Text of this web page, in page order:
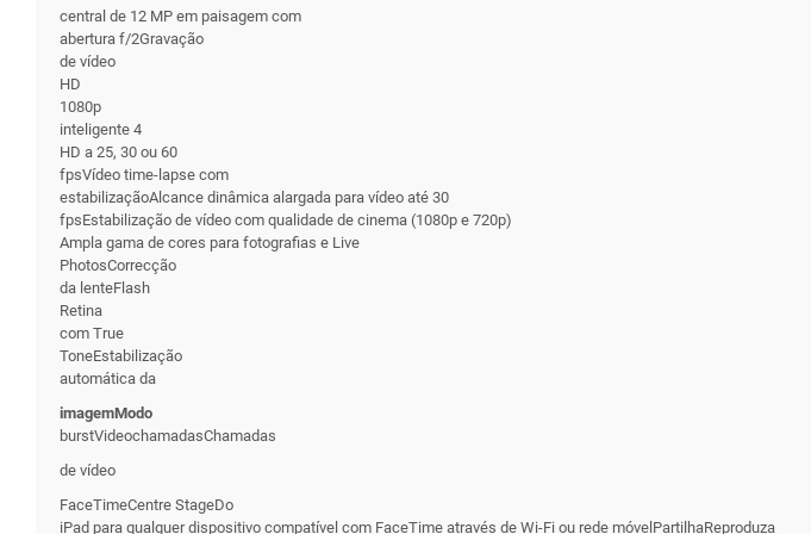
central de 12 MP em paisagem com
abertura f/2Gravação
de vídeo
HD
1080p
inteligente 4
HD a 25, 30 ou 60
fpsVídeo time-lapse com
estabilizaçãoAlcance dinâmica alargada para vídeo até 30
fpsEstabilização de vídeo com qualidade de cinema (1080p e 720p)
Ampla gama de cores para fotografias e Live
PhotosCorrecção
da lenteFlash
Retina
com True
ToneEstabilização
automática da
imagemModo
burstVideochamadasChamadas
de vídeo
FaceTimeCentre StageDo
iPad para qualquer dispositivo compatível com FaceTime através de Wi-Fi ou rede móvelPartilhaReproduza